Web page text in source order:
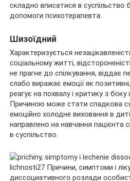
складно вписатися в суспільство
допомоги психотерапевта.
Шизоїдний
Характеризується
соціальному житті,
не прагне до спілкування, віддає
слабо виражає емоції як
реагує на похвалу і критику з
Причиною може стати спадкова
емоційно холодне виховання в
направлено на навчання пацієнта
в суспільство.